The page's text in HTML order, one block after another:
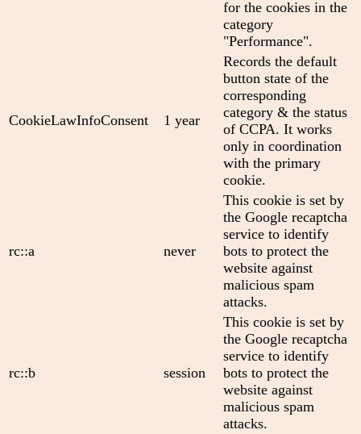
for the cookies in the
category
"Performance".
CookieLawInfoConsent 1 year
Records the default
button state of the
corresponding
category & the status
of CCPA. It works
only in coordination
with the primary
cookie.
rc::a never
This cookie is set by
the Google recaptcha
service to identify
bots to protect the
website against
malicious spam
attacks.
rc::b session
This cookie is set by
the Google recaptcha
service to identify
bots to protect the
website against
malicious spam
attacks.